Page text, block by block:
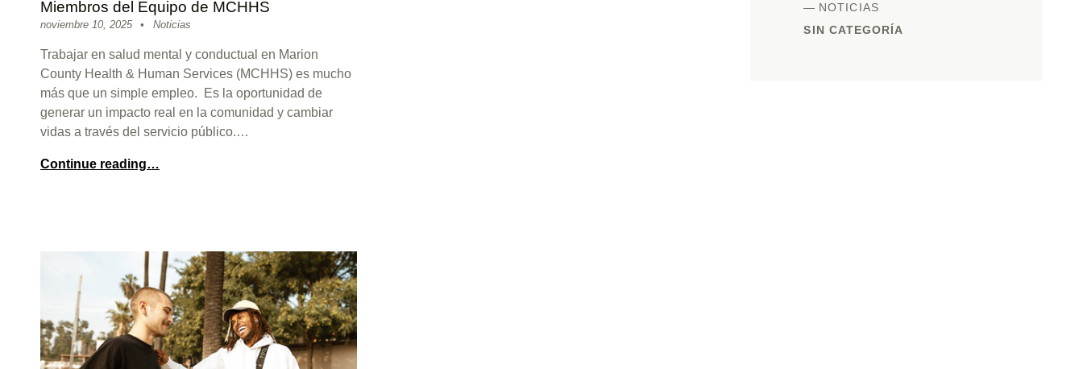
Miembros del Equipo de MCHHS
noviembre 10, 2025 Written by:
sitemanager
Categorized in:
Noticias
Trabajar en salud mental y conductual en Marion
County Health & Human Services (MCHHS) es mucho
más que un simple empleo. Es la oportunidad de
generar un impacto real en la comunidad y cambiar
vidas a través del servicio público.…
Continue reading…
NOTICIAS
SIN CATEGORÍA